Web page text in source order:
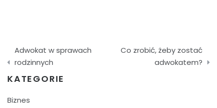
Nawigacja
wpisu
Adwokat w sprawach
rodzinnych
Co zrobić, żeby zostać
adwokatem?
KATEGORIE
Biznes